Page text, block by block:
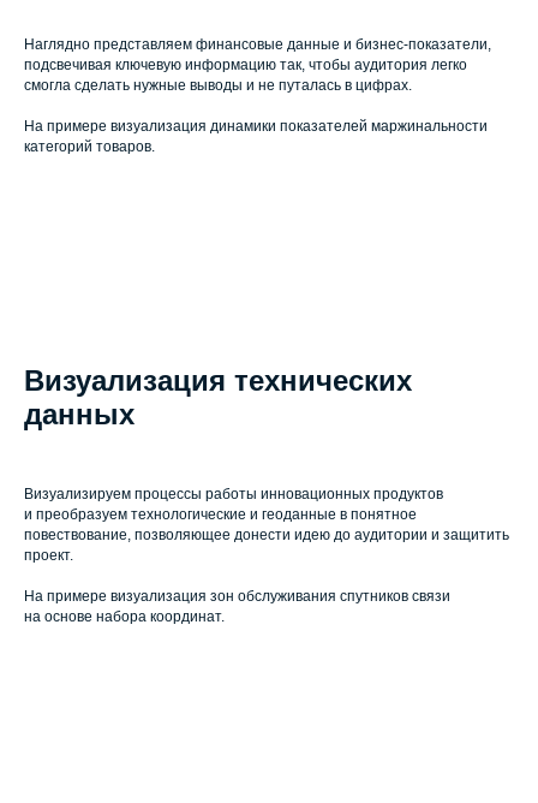
Наглядно представляем финансовые данные и бизнес-показатели,
подсвечивая ключевую информацию так, чтобы аудитория легко
смогла сделать нужные выводы и не путалась в цифрах.
На примере визуализация динамики показателей маржинальности
категорий товаров.
Визуализация технических
данных
Визуализируем процессы работы инновационных продуктов
и преобразуем технологические и геоданные в понятное
повествование, позволяющее донести идею до аудитории и защитить
проект.
На примере визуализация зон обслуживания спутников связи
на основе набора координат.